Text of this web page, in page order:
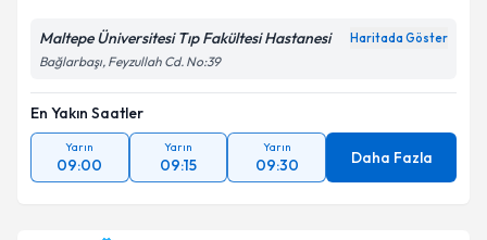
Maltepe Üniversitesi Tıp Fakültesi Hastanesi Haritada Göster
Bağlarbaşı, Feyzullah Cd. No:39
En Yakın Saatler
Yarın
09:00
Yarın
09:15
Yarın
09:30 Daha Fazla